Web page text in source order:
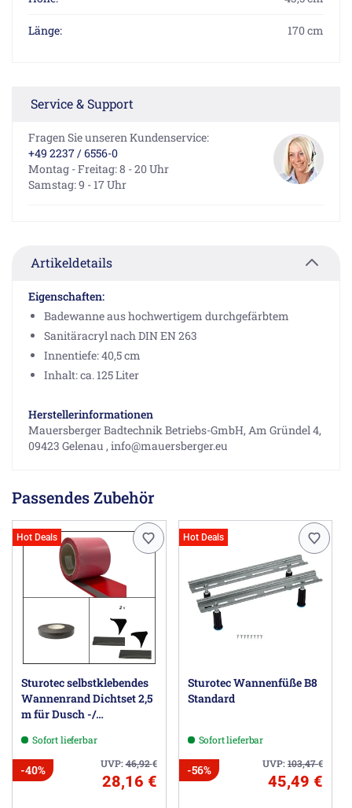
Länge: 170 cm
Service & Support
Fragen Sie unseren Kundenservice:
+49 2237 / 6556-0
Montag - Freitag: 8 - 20 Uhr
Samstag: 9 - 17 Uhr
Artikeldetails
Eigenschaften:
Badewanne aus hochwertigem durchgefärbtem
Sanitäracryl nach DIN EN 263
Innentiefe: 40,5 cm
Inhalt: ca. 125 Liter
Herstellerinformationen
Mauersberger Badtechnik Betriebs-GmbH, Am Gründel 4,
09423 Gelenau , info@mauersberger.eu
Passendes Zubehör
Hot Deals
Sturotec selbstklebendes
Wannenrand Dichtset 2,5
m für Dusch -/
Sofort lieferbar
UVP:46,92€
-40%
28,16 €
Hot Deals
Sturotec Wannenfüße B8
Standard
Sofort lieferbar
UVP:103,47€
-56%
45,49 €